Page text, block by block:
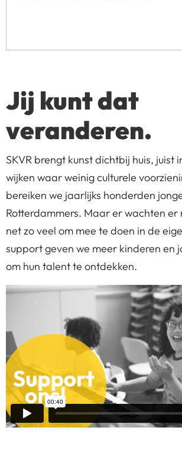
Jij kunt dat
veranderen.
SKVR brengt kunst dichtbij huis, juist
wijken waar weinig culturele
bereiken we jaarlijks honderden
Rotterdammers. Maar er wachten er
net zo veel om mee te doen in de
support geven we meer kinderen en
om hun talent te ontdekken.